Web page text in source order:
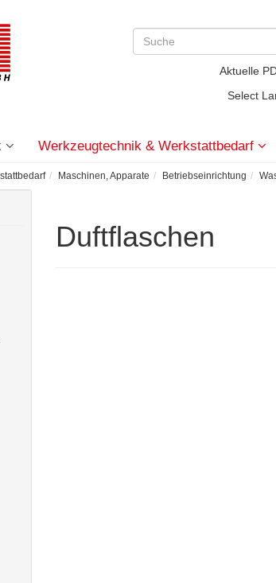
Aktuelle
Select
Werkzeugtechnik & Werkstattbedarf
Maschinen, Apparate Betriebseinrichtung
Duftflaschen